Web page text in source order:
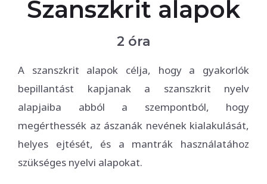
Szanszkrit alapok
2 óra
A szanszkrit alapok célja, hogy a gyakorlók
bepillantást kapjanak a szanszkrit nyelv
alapjaiba abból a szempontból, hogy
megérthessék az ászanák nevének kialakulását,
helyes ejtését, és a mantrák használatához
szükséges nyelvi alapokat.